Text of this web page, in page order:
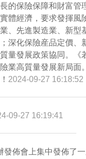
的保險保障和財富
體經濟，要求發揮
、先進製造業、新
深化保險産品定價
量發展政策協同。
業高質量發展新局
2024-09-27 16:18:52
09-27 16:19:41
發佈會上集中發佈了